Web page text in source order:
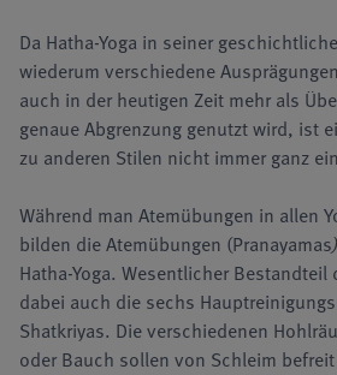
Da Hatha-Yoga in seiner
wiederum verschiedene
auch in der heutigen Zeit mehr als
genaue Abgrenzung genutzt wird, ist
zu anderen Stilen nicht immer ganz
Während man Atemübungen in allen
bilden die Atemübungen (Pranayamas)
Hatha-Yoga. Wesentlicher Bestandteil
dabei auch die sechs
Shatkriyas. Die verschiedenen
oder Bauch sollen von Schleim